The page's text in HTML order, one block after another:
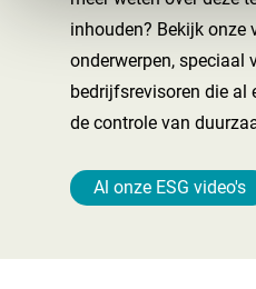
inhouden? Bekijk onze
onderwerpen, speciaal
bedrijfsrevisoren die al
de controle van
Al onze ESG video's